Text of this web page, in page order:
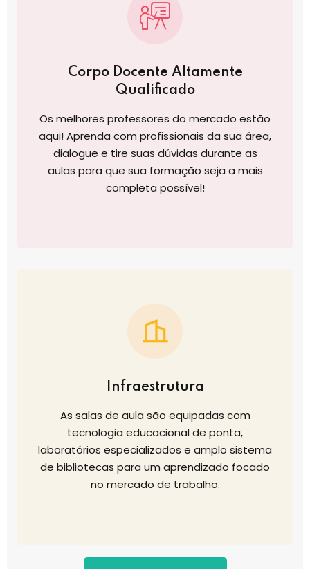
Corpo Docente Altamente
Qualificado
Os melhores professores do mercado estão
aqui! Aprenda com profissionais da sua área,
dialogue e tire suas dúvidas durante as
aulas para que sua formação seja a mais
completa possível!
Infraestrutura
As salas de aula são equipadas com
tecnologia educacional de ponta,
laboratórios especializados e amplo sistema
de bibliotecas para um aprendizado focado
no mercado de trabalho.